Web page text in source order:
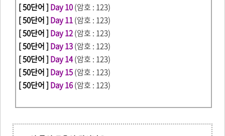
[ 50단어 ] Day 10(암호 : 123)
[ 50단어 ] Day 11(암호 : 123)
[ 50단어 ] Day 12(암호 : 123)
[ 50단어 ] Day 13(암호 : 123)
[ 50단어 ] Day 14(암호 : 123)
[ 50단어 ] Day 15(암호 : 123)
[ 50단어 ] Day 16(암호 : 123)